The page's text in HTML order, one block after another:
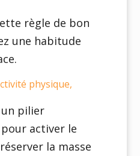
règle de bon
une habitude
physique,
un pilier
activer le
la masse